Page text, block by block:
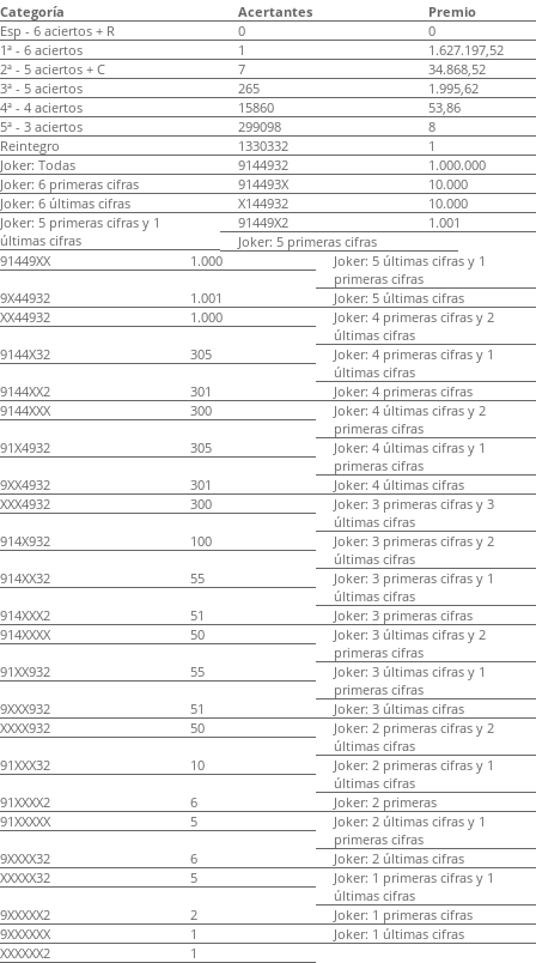
Categoría Acertantes
Premio
Esp - 6 aciertos + R
0
0
1ª - 6 aciertos
1
1.627.197,52
2ª - 5 aciertos + C
7
34.868,52
3ª - 5 aciertos
265
1.995,62
4ª - 4 aciertos
15860
53,86
5ª - 3 aciertos
299098
8
Reintegro
1330332
1
Joker: Todas
9144932
1.000.000
Joker: 6 primeras cifras
914493X
10.000
Joker: 6 últimas cifras
X144932
10.000
Joker: 5 primeras cifras y 1
últimas cifras
91449X2
1.001
Joker: 5 primeras cifras
91449XX
1.000
Joker: 5 últimas cifras y 1
primeras cifras
9X44932
1.001
Joker: 5 últimas cifras
XX44932
1.000
Joker: 4 primeras cifras y 2
últimas cifras
9144X32
305
Joker: 4 primeras cifras y 1
últimas cifras
9144XX2
301
Joker: 4 primeras cifras
9144XXX
300
Joker: 4 últimas cifras y 2
primeras cifras
91X4932
305
Joker: 4 últimas cifras y 1
primeras cifras
9XX4932
301
Joker: 4 últimas cifras
XXX4932
300
Joker: 3 primeras cifras y 3
últimas cifras
914X932
100
Joker: 3 primeras cifras y 2
últimas cifras
914XX32
55
Joker: 3 primeras cifras y 1
últimas cifras
914XXX2
51
Joker: 3 primeras cifras
914XXXX
50
Joker: 3 últimas cifras y 2
primeras cifras
91XX932
55
Joker: 3 últimas cifras y 1
primeras cifras
9XXX932
51
Joker: 3 últimas cifras
XXXX932
50
Joker: 2 primeras cifras y 2
últimas cifras
91XXX32
10
Joker: 2 primeras cifras y 1
últimas cifras
91XXXX2
6
Joker: 2 primeras
91XXXXX
5
Joker: 2 últimas cifras y 1
primeras cifras
9XXXX32
6
Joker: 2 últimas cifras
XXXXX32
5
Joker: 1 primeras cifras y 1
últimas cifras
9XXXXX2
2
Joker: 1 primeras cifras
9XXXXXX
1
Joker: 1 últimas cifras
XXXXXX2
1